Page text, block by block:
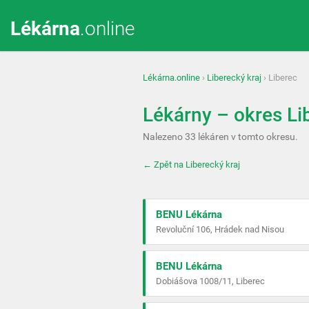
Lékárna.online
Lékárna.online › Liberecký kraj › Liberec
Lékárny – okres
Nalezeno 33 lékáren v tomto okresu.
← Zpět na Liberecký kraj
BENU Lékárna
Revoluční 106, Hrádek nad Nisou
BENU Lékárna
Dobiášova 1008/11, Liberec